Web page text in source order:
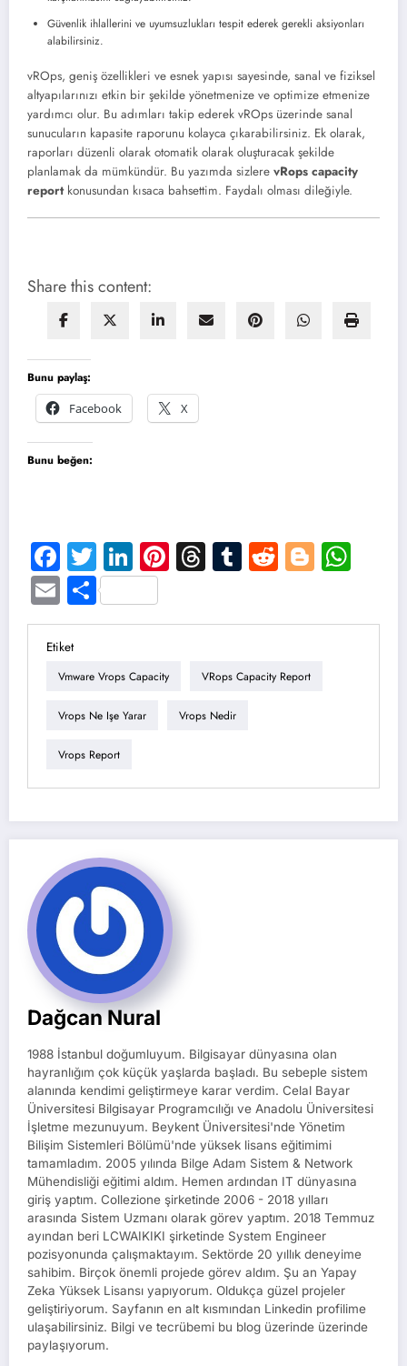
Güvenlik ihlallerini ve uyumsuzlukları tespit ederek gerekli aksiyonları
alabilirsiniz.
vROps, geniş özellikleri ve esnek yapısı sayesinde, sanal ve fiziksel
altyapılarınızı etkin bir şekilde yönetmenize ve optimize etmenize
yardımcı olur. Bu adımları takip ederek vROps üzerinde sanal
sunucuların kapasite raporunu kolayca çıkarabilirsiniz. Ek olarak,
raporları düzenli olarak otomatik olarak oluşturacak şekilde
planlamak da mümkündür. Bu yazımda sizlere vRops capacity
reportkonusundan kısaca bahsettim. Faydalı olması dileğiyle.
Share this content:
Bunu paylaş:
Facebook
X
Bunu beğen:
Facebook
TwitterLinkedIn
Pinterest
Threads
Tumblr
Reddit
EmailShare
Etiket
Vmware Vrops Capacity VRops Capacity Report
Vrops Ne Işe Yarar Vrops Nedir
Vrops Report
Dağcan Nural
1988 İstanbul doğumluyum. Bilgisayar dünyasına olan
hayranlığım çok küçük yaşlarda başladı. Bu sebeple sistem
alanında kendimi geliştirmeye karar verdim. Celal Bayar
Üniversitesi Bilgisayar Programcılığı ve Anadolu Üniversitesi
İşletme mezunuyum. Beykent Üniversitesi'nde Yönetim
Bilişim Sistemleri Bölümü'nde yüksek lisans eğitimimi
tamamladım. 2005 yılında Bilge Adam Sistem & Network
Mühendisliği eğitimi aldım. Hemen ardından IT dünyasına
giriş yaptım. Collezione şirketinde 2006 - 2018 yılları
arasında Sistem Uzmanı olarak görev yaptım. 2018 Temmuz
ayından beri LCWAIKIKI şirketinde System Engineer
pozisyonunda çalışmaktayım. Sektörde 20 yıllık deneyime
sahibim. Birçok önemli projede görev aldım. Şu an Yapay
Zeka Yüksek Lisansı yapıyorum. Oldukça güzel projeler
geliştiriyorum. Sayfanın en alt kısmından Linkedin profilime
ulaşabilirsiniz. Bilgi ve tecrübemi bu blog üzerinde üzerinde
paylaşıyorum.